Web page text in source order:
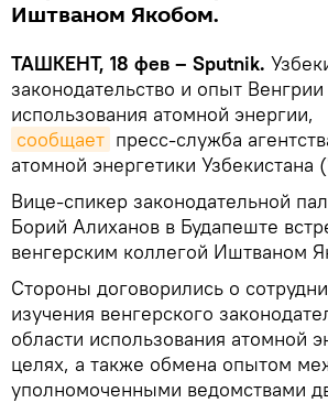
Иштваном Якобом.
ТАШКЕНТ, 18 фев – Sputnik.
законодательство и опыт Венгрии
использования атомной энергии,
сообщает пресс-служба
атомной энергетики Узбекистана
Вице-спикер законодательной
Борий Алиханов в Будапеште
венгерским коллегой Иштваном
Стороны договорились о
изучения венгерского
области использования атомной
целях, а также обмена опытом
уполномоченными ведомствами